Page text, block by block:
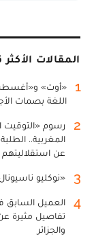
المقالات الأكثر
1
«أوت»
اللغة بصمات
2
رسوم «التوقيت
المغربية..
عن استقلاليتهم
3 «نوكليو
4
العميل
تفاصيل مثيرة
والجزائر